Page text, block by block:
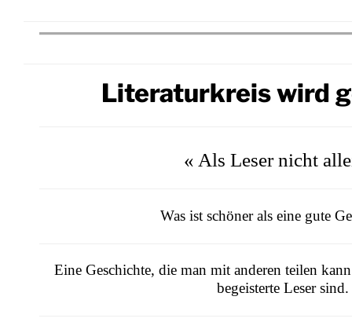
Literaturkreis wird
« Als Leser nicht
Was ist schöner als eine gute
Eine Geschichte, die man mit anderen teilen
begeisterte Leser sind.